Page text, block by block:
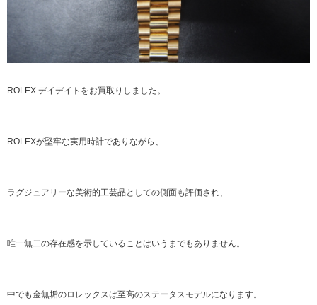
ROLEX デイデイトをお買取りしました。
ROLEXが堅牢な実用時計でありながら、
ラグジュアリーな美術的工芸品としての側面も評価され、
唯一無二の存在感を示していることはいうまでもありません。
中でも金無垢のロレックスは至高のステータスモデルになります。